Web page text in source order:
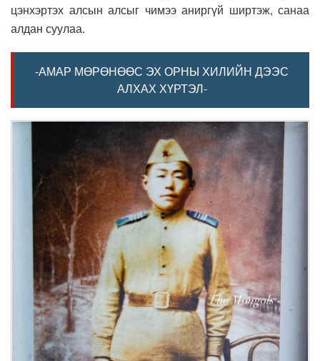
цэнхэртэх алсын алсыг чимээ аниргүй ширтэж, санаа
алдан суулаа.
-АМАР МӨРӨНӨӨС ЭХ ОРНЫ ХИЛИЙН ДЭЭС
АЛХАХ ХҮРТЭЛ-